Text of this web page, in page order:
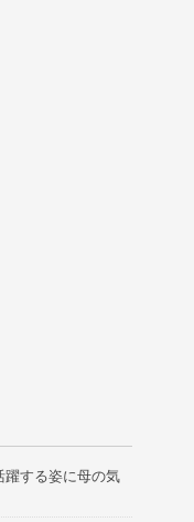
躍する姿に母の気